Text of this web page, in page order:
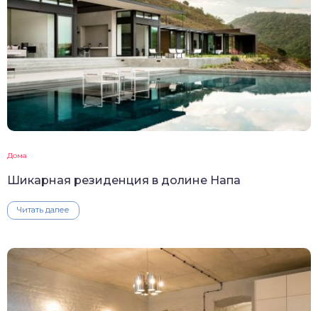
Дома
Шикарная резиденция в долине Напа
Читать далее